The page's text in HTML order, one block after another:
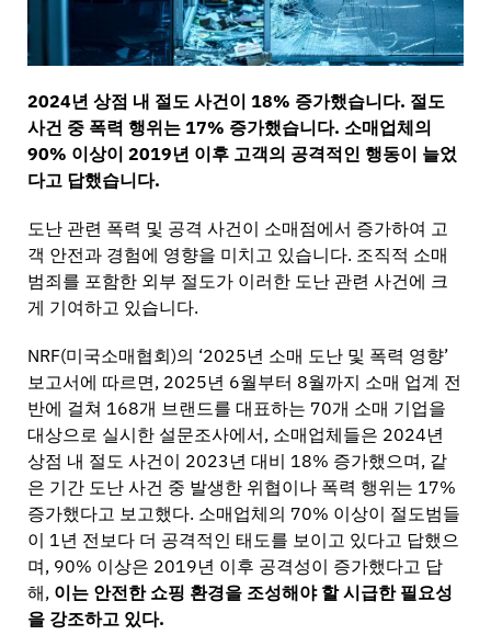
2024년 상점 내 절도 사건이 18% 증가했습니다. 절도
사건 중 폭력 행위는 17% 증가했습니다. 소매업체의
90% 이상이 2019년 이후 고객의 공격적인 행동이 늘었
다고 답했습니다.
도난 관련 폭력 및 공격 사건이 소매점에서 증가하여 고
객 안전과 경험에 영향을 미치고 있습니다. 조직적 소매
범죄를 포함한 외부 절도가 이러한 도난 관련 사건에 크
게 기여하고 있습니다.
NRF(미국소매협회)의 ‘2025년 소매 도난 및 폭력 영향’
보고서에 따르면, 2025년 6월부터 8월까지 소매 업계 전
반에 걸쳐 168개 브랜드를 대표하는 70개 소매 기업을
대상으로 실시한 설문조사에서, 소매업체들은 2024년
상점 내 절도 사건이 2023년 대비 18% 증가했으며, 같
은 기간 도난 사건 중 발생한 위협이나 폭력 행위는 17%
증가했다고 보고했다. 소매업체의 70% 이상이 절도범들
이 1년 전보다 더 공격적인 태도를 보이고 있다고 답했으
며, 90% 이상은 2019년 이후 공격성이 증가했다고 답
해, 이는 안전한 쇼핑 환경을 조성해야 할 시급한 필요성
을 강조하고 있다.